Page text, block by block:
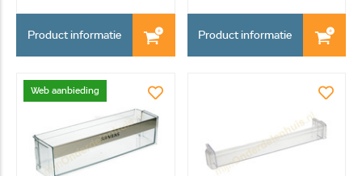
Product informatie Product informatie
Web aanbieding